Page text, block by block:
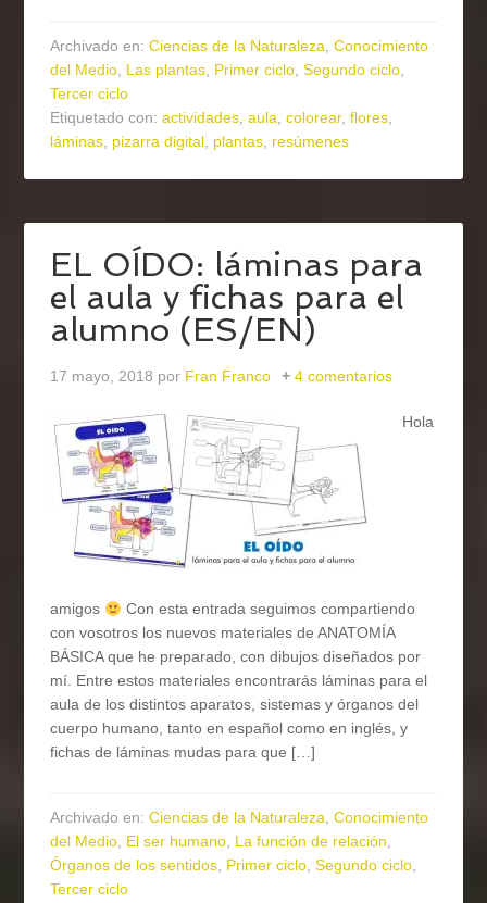
Archivado en:Ciencias de la Naturaleza,Conocimiento
del Medio, Las plantas, Primer ciclo,Segundo ciclo,
Tercer ciclo
Etiquetado con:actividades,aula,colorear,flores,
láminas, pizarra digital, plantas, resúmenes
EL OÍDO: láminas para
el aula y fichas para el
alumno (ES/EN)
17 mayo, 2018 por Fran Franco 4 comentarios
Hola
amigos
Con esta entrada seguimos compartiendo
con vosotros los nuevos materiales de ANATOMÍA
BÁSICA que he preparado, con dibujos diseñados por
mí. Entre estos materiales encontrarás láminas para el
aula de los distintos aparatos, sistemas y órganos del
cuerpo humano, tanto en español como en inglés, y
fichas de láminas mudas para que […]
Archivado en:Ciencias de la Naturaleza,Conocimiento
del Medio, El ser humano, La función de relación,
Órganos de los sentidos, Primer ciclo,Segundo ciclo,
Tercer ciclo